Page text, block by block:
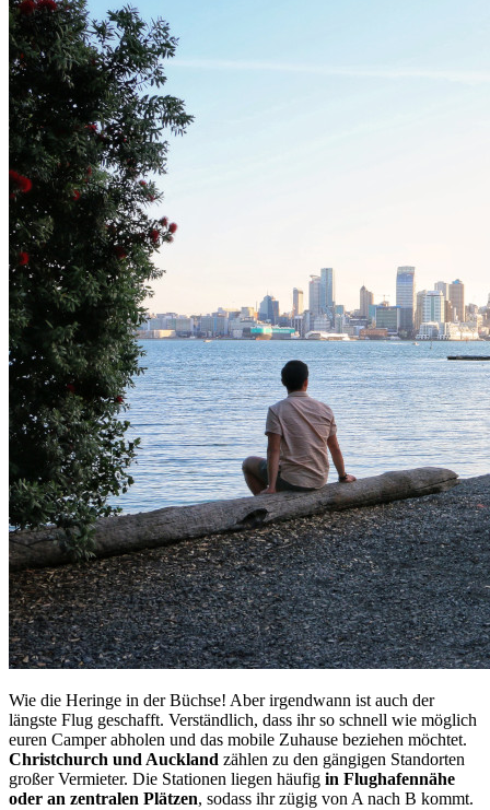
Wie die Heringe in der Büchse! Aber irgendwann ist auch der
längste Flug geschafft. Verständlich, dass ihr so schnell wie möglich
euren Camper abholen und das mobile Zuhause beziehen möchtet.
Christchurch und Auckland zählen zu den gängigen Standorten
großer Vermieter. Die Stationen liegen häufig in Flughafennähe
oder an zentralen Plätzen, sodass ihr zügig von A nach B kommt.